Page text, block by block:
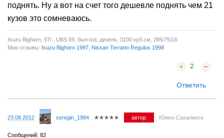
поднять. Ну а вот на счет того дешевле поднять чем 21
кузов это сомневаюсь.
Isuzu Bighorn, 97г., UBS 69, был tod, дизель, 3100 куб.см, 285/75/16
Мои отзывы: Isuzu Bighorn 1997 Nissan Terrano Regulus 1998
2
Ответить
23.08.2012 seregin_1984 автор Южно-Сахалинск
Сообщений: 82